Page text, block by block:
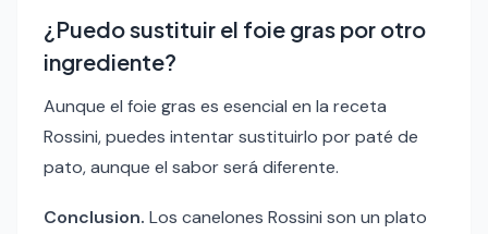
¿Puedo sustituir el foie gras por otro
ingrediente?
Aunque el foie gras es esencial en la receta
Rossini, puedes intentar sustituirlo por paté de
pato, aunque el sabor será diferente.
Conclusion. Los canelones Rossini son un plato